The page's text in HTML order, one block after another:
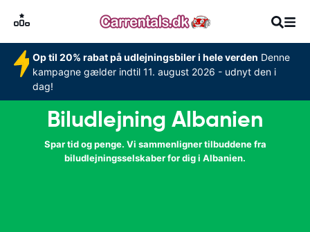
Op til 20% rabat på udlejningsbiler i hele verden Denne
kampagne gælder indtil 11. august 2026 - udnyt den i
dag!
Biludlejning Albanien
Spar tid og penge. Vi sammenligner tilbuddene fra
biludlejningsselskaber for dig i Albanien.